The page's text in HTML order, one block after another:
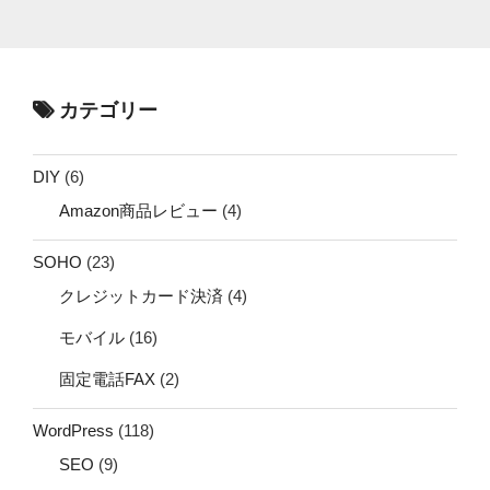
カテゴリー
DIY (6)
Amazon商品レビュー (4)
SOHO (23)
クレジットカード決済 (4)
モバイル (16)
固定電話FAX (2)
WordPress (118)
SEO (9)